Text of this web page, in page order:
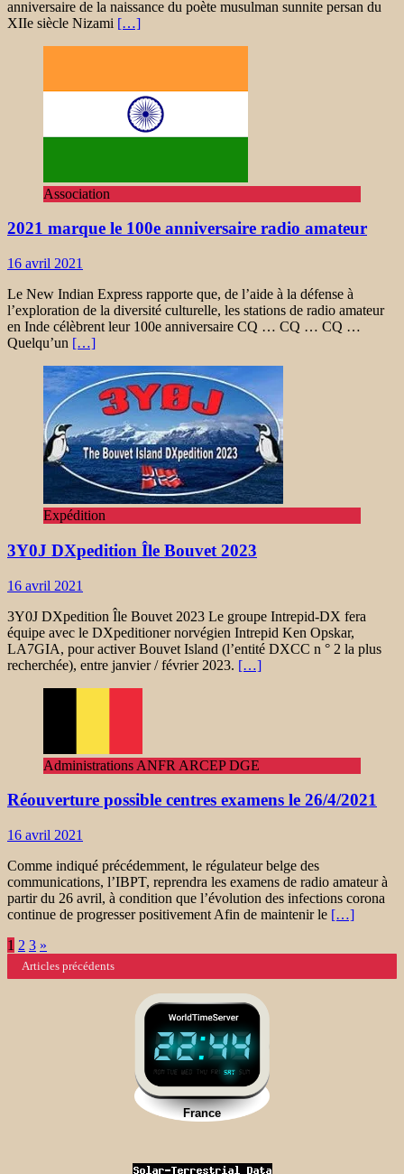
anniversaire de la naissance du poète musulman sunnite persan du
XIIe siècle Nizami […]
Association
2021 marque le 100e anniversaire radio amateur
16 avril 2021
Le New Indian Express rapporte que, de l’aide à la défense à
l’exploration de la diversité culturelle, les stations de radio amateur
en Inde célèbrent leur 100e anniversaire CQ … CQ … CQ …
Quelqu’un […]
Expédition
3Y0J DXpedition Île Bouvet 2023
16 avril 2021
3Y0J DXpedition Île Bouvet 2023 Le groupe Intrepid-DX fera
équipe avec le DXpeditioner norvégien Intrepid Ken Opskar,
LA7GIA, pour activer Bouvet Island (l’entité DXCC n ° 2 la plus
recherchée), entre janvier / février 2023. […]
Administrations ANFR ARCEP DGE
Réouverture possible centres examens le 26/4/2021
16 avril 2021
Comme indiqué précédemment, le régulateur belge des
communications, l’IBPT, reprendra les examens de radio amateur à
partir du 26 avril, à condition que l’évolution des infections corona
continue de progresser positivement Afin de maintenir le […]
Navigation
des
1 2 3 »
Articles précédents